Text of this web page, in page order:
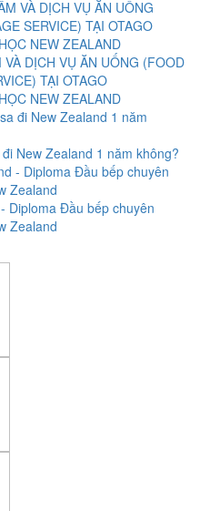
DỊCH VỤ ĂN UỐNG (FOOD
TẠI OTAGO
NEW ZEALAND
New Zealand 1 năm không?
Diploma Đầu bếp chuyên
Zealand